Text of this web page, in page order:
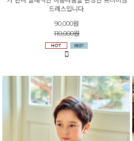
드레스입니다.
90,000원
110,000원